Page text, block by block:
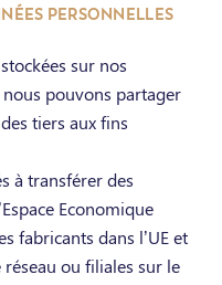
PERSONNELLES
sur nos
nous pouvons partager
tiers aux fins
à transférer des
Economique
fabricants dans l’UE et
réseau ou filiales sur le